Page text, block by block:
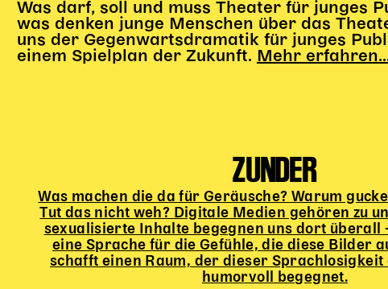
Was darf, soll und muss Theater für junges
was denken junge Menschen über das
uns der Gegenwartsdramatik für junges
einem Spielplan der Zukunft. Mehr
ZUNDER
Was machen die da für Geräusche? Warum
Tut das nicht weh? Digitale Medien gehören zu
sexualisierte Inhalte begegnen uns dort überall
eine Sprache für die Gefühle, die diese Bilder
schafft einen Raum, der dieser Sprachlosigkeit
humorvoll begegnet.